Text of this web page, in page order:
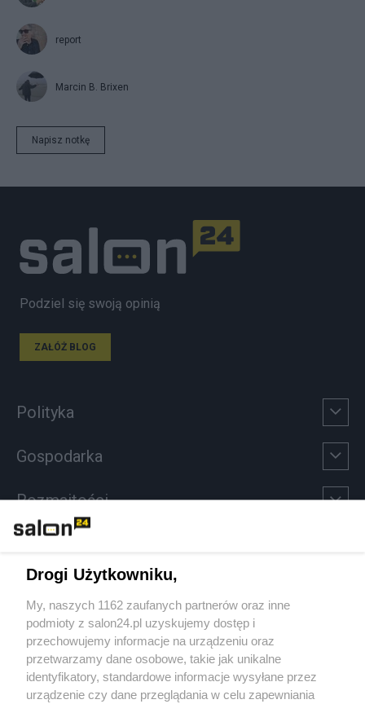
report
Marcin B. Brixen
Napisz notkę
Podziel się swoją opinią
ZAŁÓŻ BLOG
Polityka
Gospodarka
Rozmaitości
Sport
Społeczeństwo
Kultura
Drogi Użytkowniku,
My, naszych 1162 zaufanych partnerów oraz inne
podmioty z salon24.pl uzyskujemy dostęp i
przechowujemy informacje na urządzeniu oraz
przetwarzamy dane osobowe, takie jak unikalne
identyfikatory, standardowe informacje wysyłane przez
urządzenie czy dane przeglądania w celu zapewniania